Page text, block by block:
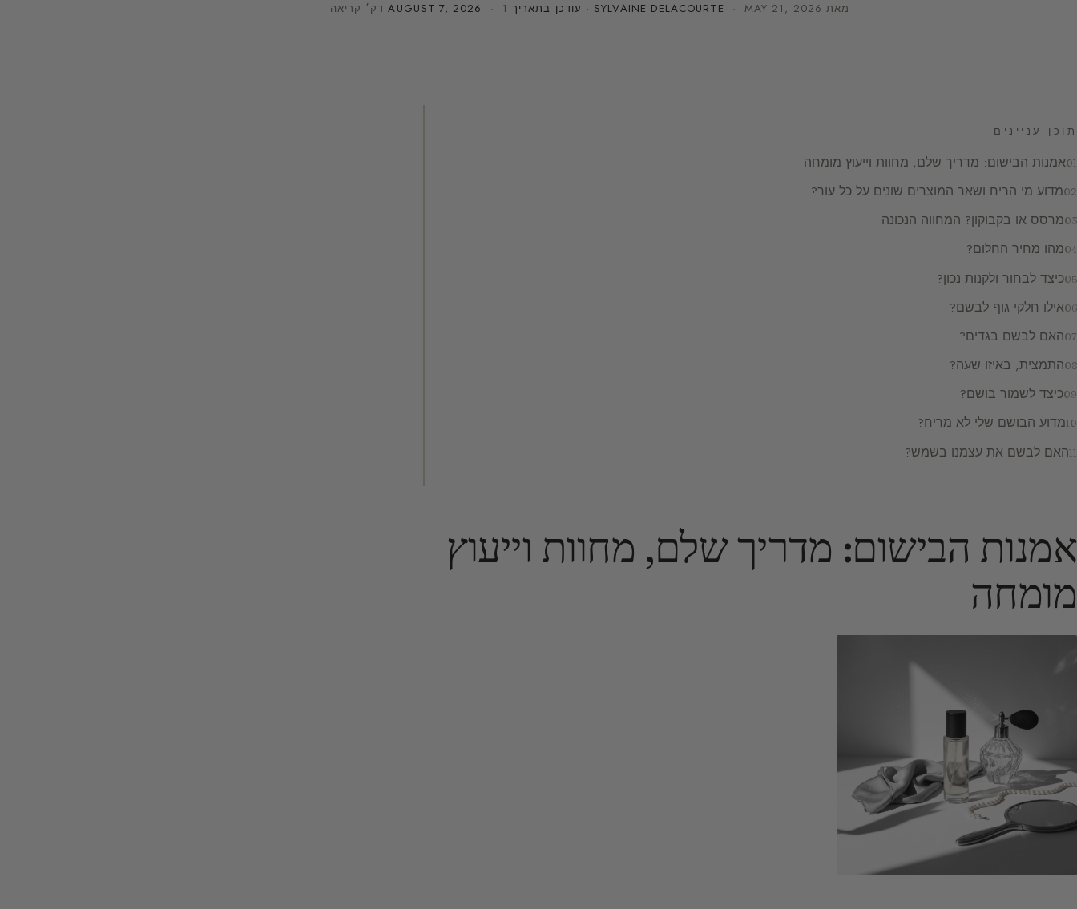
מאת SYLVAINE DELACOURTE ·MAY 21, 2026 · עודכן בתאריך AUGUST 7, 2026 · 1 דק׳ קריאה
תוכן עניינים
אמנות הבישום: מדריך שלם, מחוות וייעוץ מומחה
מדוע מי הריח ושאר המוצרים שונים על כל עור?
מרסס או בקבוקון? המחווה הנכונה
מהו מחיר החלום?
כיצד לבחור ולקנות נכון?
אילו חלקי גוף לבשם?
האם לבשם בגדים?
התמצית, באיזו שעה?
כיצד לשמור בושם?
מדוע הבושם שלי לא מריח?
האם לבשם את עצמנו בשמש?
אמנות הבישום: מדריך שלם, מחוות וייעוץ
מומחה